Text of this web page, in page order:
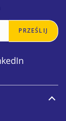
PRZEŚLIJ